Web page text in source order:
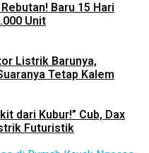
Baru 15 Hari
Unit
Listrik Barunya,
Tetap Kalem
dari Kubur!” Cub, Dax
Futuristik